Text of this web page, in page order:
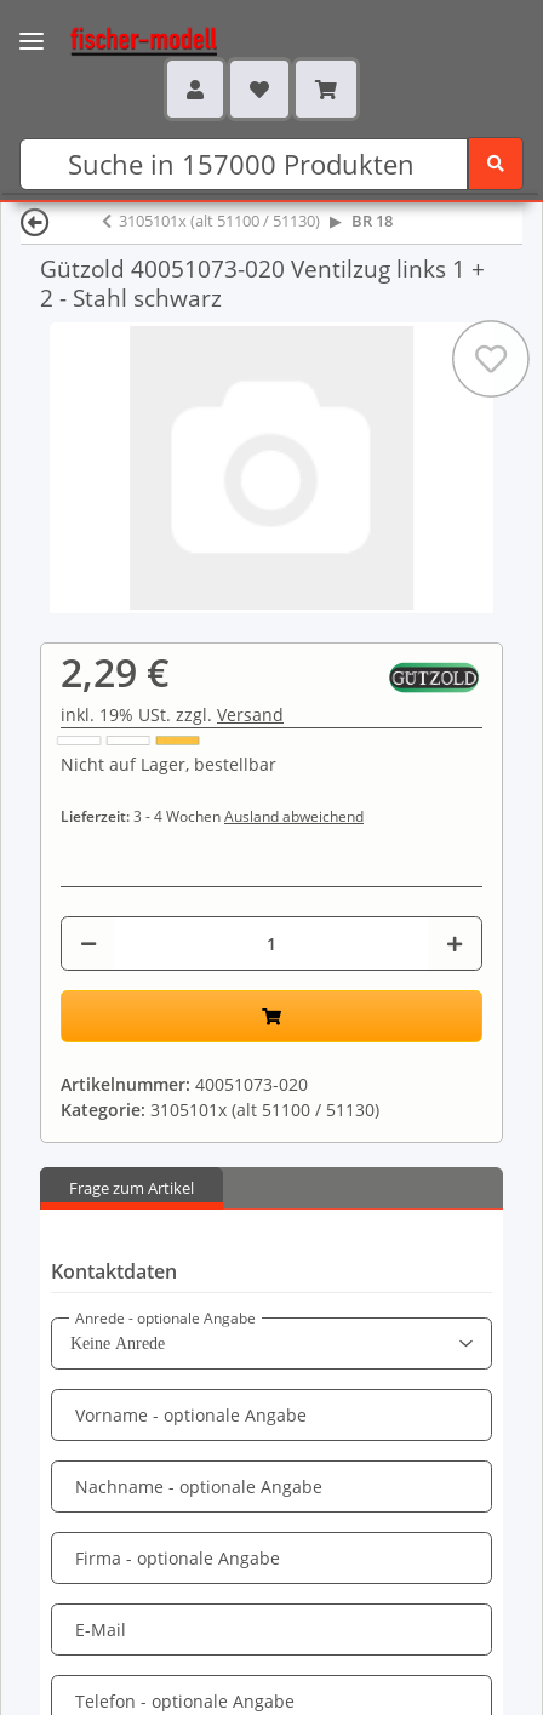
3105101x (alt 51100 / 51130) BR 18
Gützold 40051073-020 Ventilzug links 1 +
2 - Stahl schwarz
2,29 €
inkl. 19% USt. zzgl. Versand
Nicht auf Lager, bestellbar
Lieferzeit:3 - 4 WochenAusland abweichend
Artikelnummer: 40051073-020
Kategorie: 3105101x (alt 51100 / 51130)
Frage zum Artikel
Kontaktdaten
Anrede - optionale Angabe
Vorname - optionale Angabe
Nachname - optionale Angabe
Firma - optionale Angabe
E-Mail
Telefon - optionale Angabe